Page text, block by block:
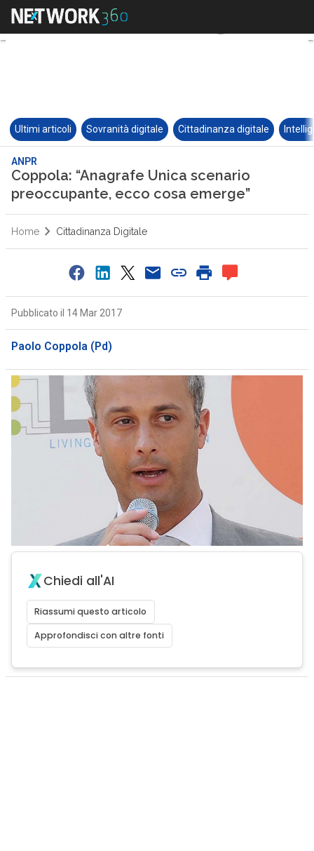
Ultimi articoli Sovranità digitale Cittadinanza digitale
ANPR
Coppola: “Anagrafe Unica scenario
preoccupante, ecco cosa emerge”
Home Cittadinanza Digitale
Pubblicato il 14 Mar 2017
Paolo Coppola (Pd)
Chiedi all'AI
Riassumi questo articolo
Approfondisci con altre fonti